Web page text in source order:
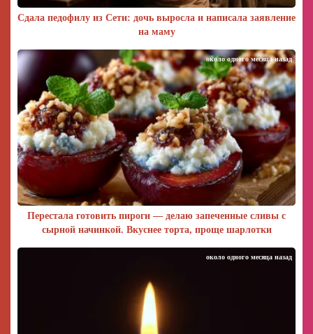
Сдала педофилу из Сети: дочь выросла и написала заявление
на маму
Перестала готовить пироги — делаю запеченные сливы с
сырной начинкой. Вкуснее торта, проще шарлотки
около одного месяца назад
около одного месяца назад